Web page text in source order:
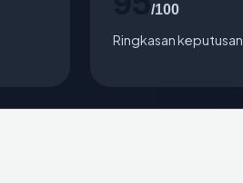
/100
Ringkasan keputusan